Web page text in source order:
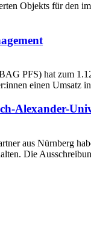
Objekts für den
PFS) hat zum
einen Umsatz in
Alexander-
aus Nürnberg
Die